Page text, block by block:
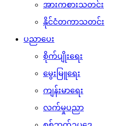
အားကစားသတင်း
နိုင်ငံတကာသတင်း
ပညာပေး
စိုက်ပျိုးရေး
မွေးမြူရေး
ကျန်းမာရေး
လက်မှုပညာ